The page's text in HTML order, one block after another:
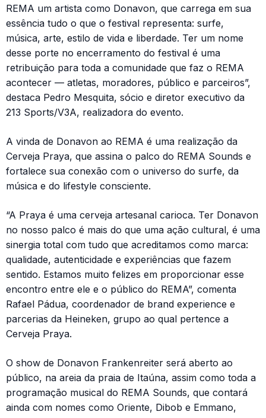
REMA um artista como Donavon, que carrega em sua
essência tudo o que o festival representa: surfe,
música, arte, estilo de vida e liberdade. Ter um nome
desse porte no encerramento do festival é uma
retribuição para toda a comunidade que faz o REMA
acontecer — atletas, moradores, público e parceiros”,
destaca Pedro Mesquita, sócio e diretor executivo da
213 Sports/V3A, realizadora do evento.
A vinda de Donavon ao REMA é uma realização da
Cerveja Praya, que assina o palco do REMA Sounds e
fortalece sua conexão com o universo do surfe, da
música e do lifestyle consciente.
“A Praya é uma cerveja artesanal carioca. Ter Donavon
no nosso palco é mais do que uma ação cultural, é uma
sinergia total com tudo que acreditamos como marca:
qualidade, autenticidade e experiências que fazem
sentido. Estamos muito felizes em proporcionar esse
encontro entre ele e o público do REMA”, comenta
Rafael Pádua, coordenador de brand experience e
parcerias da Heineken, grupo ao qual pertence a
Cerveja Praya.
O show de Donavon Frankenreiter será aberto ao
público, na areia da praia de Itaúna, assim como toda a
programação musical do REMA Sounds, que contará
ainda com nomes como Oriente, Dibob e Emmano,